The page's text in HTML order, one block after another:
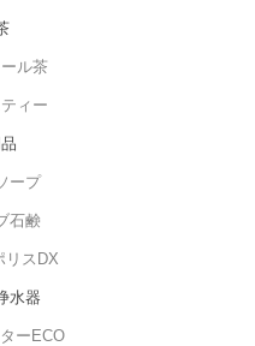
ル茶
ィー
ープ
石鹸
リスDX
水器
ーECO